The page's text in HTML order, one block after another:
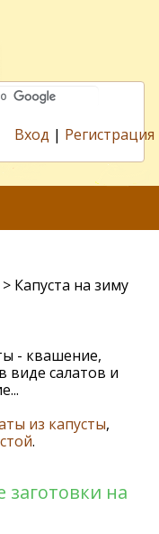
Вход | Регистрация
> Капуста на зиму
- квашение,
виде салатов и
из капусты,
.
на